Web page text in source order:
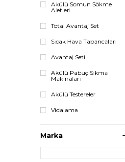
Akülü Somun Sökme
Aletleri
Total Avantaj Set
Sıcak Hava Tabancaları
Avantaj Seti
Akülü Pabuç Sıkma
Makinaları
Akülü Testereler
Vidalama
Taşlamalar
Marka